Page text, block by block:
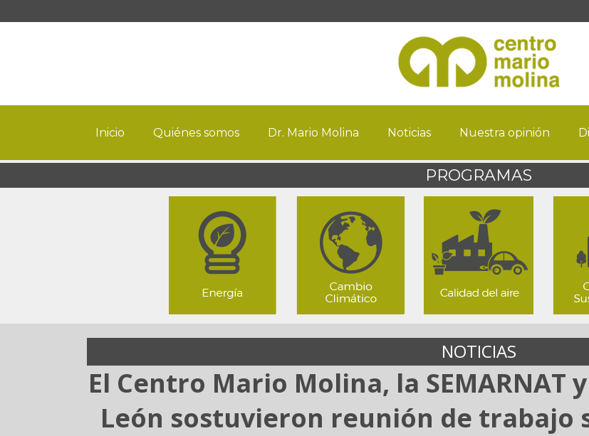
Inicio Quiénes somos Dr. Mario Molina Noticias Nuestra opinión
PROGRAMAS
NOTICIAS
El Centro Mario Molina, la SEMARNAT
León sostuvieron reunión de trabajo